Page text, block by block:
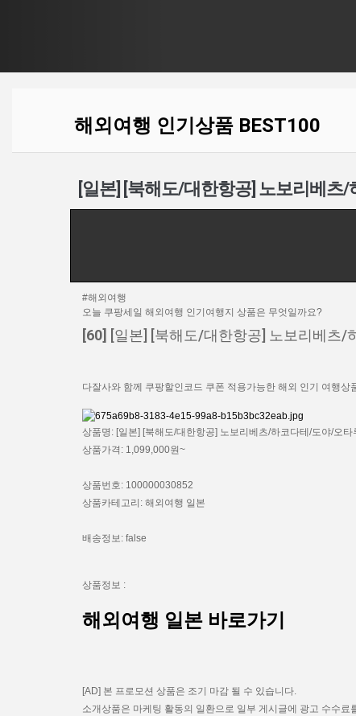
해외여행 인기상품 BEST100
[일본] [북해도/대한항공] 노보리베
#해외여행
오늘 쿠팡세일 해외여행 인기여행지 상품은 무엇일까요?
[60] [일본] [북해도/대한항공] 노보리베츠
다잘사와 함께 쿠팡할인코드 쿠폰 적용가능한 해외 인기 여행상
상품명: [일본] [북해도/대한항공] 노보리베츠/하코다테/도야/오타
상품가격: 1,099,000원~
상품번호: 100000030852
상품카테고리: 해외여행 일본
배송정보: false
상품정보 :
해외여행 일본 바로가기
[AD] 본 프로모션 상품은 조기 마감 될 수 있습니다.
소개상품은 마케팅 활동의 일환으로 일부 게시글에 광고 수수료